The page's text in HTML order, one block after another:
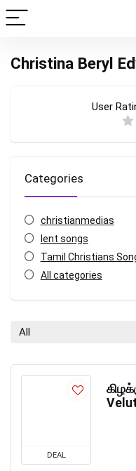
Christina Beryl
User
Categories
christianmedias
lent songs
Tamil Christians
All categories
All
DEAL